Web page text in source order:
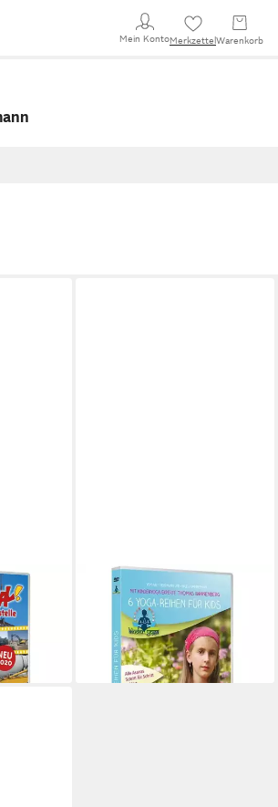
Mein KontoMerkzettel Warenkorb
der
bei dir
ALEXANDER HERRMANN
DVD 6 Yoga-Reihen auf DVD
ab 17,45 €
lieferbar - in 3-4 Werktagen bei dir